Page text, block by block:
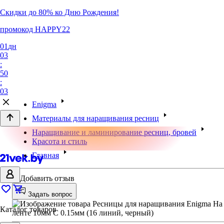
Скидки до 80% ко Дню Рождения!
промокод HAPPY22
01 дн
03
:
50
:
03
Каталог товаров
Enigma
Материалы для наращивания ресниц
Наращивание и ламинирование ресниц, бровей
Красота и стиль
Главная
Добавить отзыв
Задать вопрос